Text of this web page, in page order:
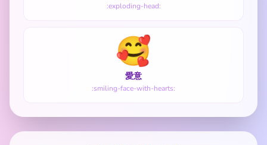
:exploding-head:
🥰
愛意
:smiling-face-with-hearts: